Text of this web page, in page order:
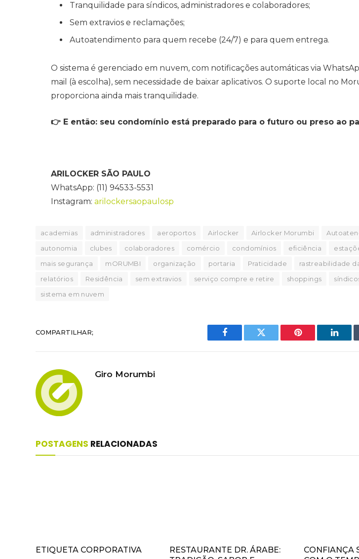
Tranquilidade para síndicos, administradores e colaboradores;
Sem extravios e reclamações;
Autoatendimento para quem recebe (24/7) e para quem entrega.
O sistema é gerenciado em nuvem, com notificações automáticas via
mail (à escolha), sem necessidade de baixar aplicativos. O suporte local no
proporciona ainda mais tranquilidade.
👉 E então: seu condomínio está preparado para o futuro ou preso ao
ARILOCKER SÃO PAULO
WhatsApp: (11) 94533-5531
Instagram: arilockersaopaulosp
academias administradores aeroportos Airlocker Airlocker Morumbi
autonomia
clubes colaboradores comércio condomínios eficiência
mais segurança
mORUMBI organização portaria Praticidade
rastreabilidade
relatórios
Residência sem extravios serviço compre e retire shoppings
sistema em nuvem
COMPARTILHAR;
Facebook Twitter Pinterest
Giro Morumbi
POSTAGENS RELACIONADAS
ETIQUETA CORPORATIVA
RESTAURANTE DR. ÁRABE:
CONFIANÇA